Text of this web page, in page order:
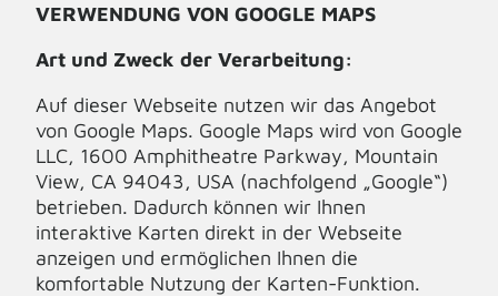
VERWENDUNG VON GOOGLE MAPS
Art und Zweck der Verarbeitung:
Auf dieser Webseite nutzen wir das Angebot
von Google Maps. Google Maps wird von Google
LLC, 1600 Amphitheatre Parkway, Mountain
View, CA 94043, USA (nachfolgend „Google“)
betrieben. Dadurch können wir Ihnen
interaktive Karten direkt in der Webseite
anzeigen und ermöglichen Ihnen die
komfortable Nutzung der Karten-Funktion.